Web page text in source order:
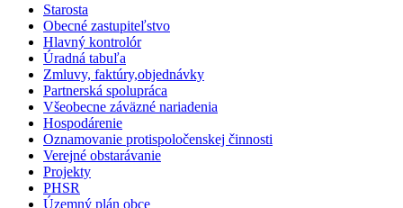
Starosta
Obecné zastupiteľstvo
Hlavný kontrolór
Úradná tabuľa
Zmluvy, faktúry,objednávky
Partnerská spolupráca
Všeobecne záväzné nariadenia
Hospodárenie
Oznamovanie protispoločenskej činnosti
Verejné obstarávanie
Projekty
PHSR
Územný plán obce